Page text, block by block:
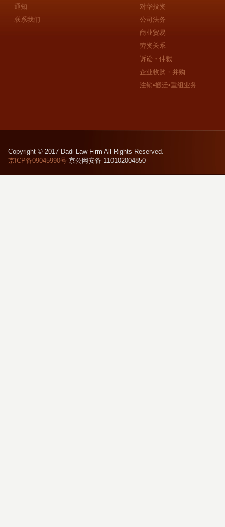
通知
联系我们
对华投资
公司法务
商业贸易
劳资关系
诉讼・仲裁
企业收购・并购
注销•搬迁•重组业务
Copyright © 2017 Dadi Law Firm All Rights Reserved.
京ICP备09045990号京公网安备 110102004850